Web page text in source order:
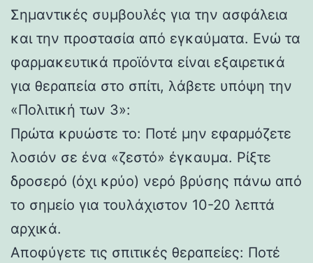
Σημαντικές συμβουλές για την ασφάλεια
και την προστασία από εγκαύματα. Ενώ τα
φαρμακευτικά προϊόντα είναι εξαιρετικά
για θεραπεία στο σπίτι, λάβετε υπόψη την
«Πολιτική των 3»:
Πρώτα κρυώστε το: Ποτέ μην εφαρμόζετε
λοσιόν σε ένα «ζεστό» έγκαυμα. Ρίξτε
δροσερό (όχι κρύο) νερό βρύσης πάνω από
το σημείο για τουλάχιστον 10-20 λεπτά
αρχικά.
Αποφύγετε τις σπιτικές θεραπείες: Ποτέ